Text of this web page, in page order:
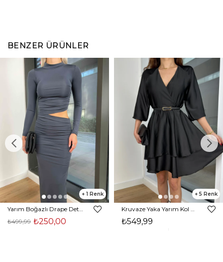
BENZER ÜRÜNLER
1
₺250,00
₺499,99
5
₺549,99